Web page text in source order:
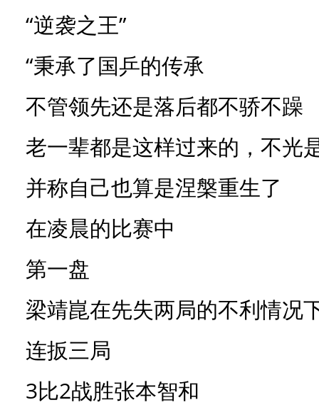
“逆袭之王”
“秉承了国乒的传承
不管领先还是落后都不骄不躁
老一辈都是这样过来的，不光
并称自己也算是涅槃重生了
在凌晨的比赛中
第一盘
梁靖崑在先失两局的不利情况
连扳三局
3比2战胜张本智和